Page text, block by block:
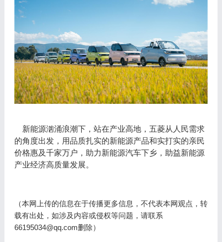
新能源汹涌浪潮下，站在产业高地，五菱从人⺠需求
的⻆度出发，用品质扎实的新能源产品和实打实的亲民
价格惠及千家万户，助力新能源汽车下乡，助益新能源
产业经济高质量发展。
（本网上传的信息在于传播更多信息，不代表本网观点，转
载有出处，如涉及内容或侵权等问题，请联系
66195034@qq.com删除）